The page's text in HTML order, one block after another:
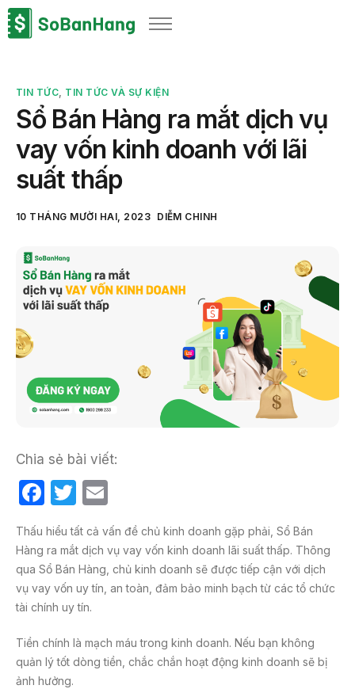
Sản phẩm
Bảng giá
Blog
Thông tin thuế
Về chúng tôi
TIN TỨC, TIN TỨC VÀ SỰ KIỆN
Sổ Bán Hàng ra mắt dịch vụ
vay vốn kinh doanh với lãi
suất thấp
10 THÁNG MƯỜI HAI, 2023 DIỄM CHINH
Chia sẻ bài viết:
F
c
e
b
o
o
k
T
w
itt
er
m
ail
Thấu hiểu tất cả vấn đề chủ kinh doanh gặp phải, Sổ Bán
Hàng ra mắt dịch vụ vay vốn kinh doanh lãi suất thấp. Thông
qua Sổ Bán Hàng, chủ kinh doanh sẽ được tiếp cận với dịch
vụ vay vốn uy tín, an toàn, đảm bảo minh bạch từ các tổ chức
tài chính uy tín.
Tiền chính là mạch máu trong kinh doanh. Nếu bạn không
quản lý tốt dòng tiền, chắc chắn hoạt động kinh doanh sẽ bị
ảnh hưởng.